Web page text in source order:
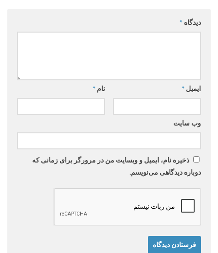
دیدگاه *
نام * ایمیل *
وب‌ سایت
ذخیره نام، ایمیل و وبسایت من در مرورگر برای زمانی که
دوباره دیدگاهی می‌نویسم.